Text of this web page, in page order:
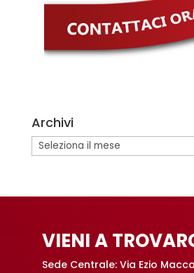
Archivi
Archivi
VIENI A
Sede Centrale: Via Ezio